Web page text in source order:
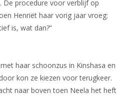
De procedure voor verblijf op
Henriët haar vorig jaar vroeg:
is, wat dan?”
haar schoonzus in Kinshasa en
kon ze kiezen voor terugkeer.
naar boven toen Neela het heft